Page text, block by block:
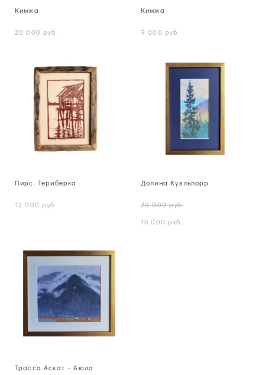
Кимжа
20 000 pуб.
Кимжа
9 000 pуб.
Пирс. Териберка
12 000 pуб.
Долина Куэльпорр
20 000 pуб.
16 000 pуб.
Трасса Аскат - Аюла